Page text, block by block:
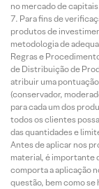
no mercado de
Para fins de
produtos de
metodologia de
Regras e
de Distribuição de
atribuir uma
(conservador,
para cada um dos
todos os clientes
das quantidades e
Antes de aplicar nos
material, é importante
comporta a aplicação
questão, bem como